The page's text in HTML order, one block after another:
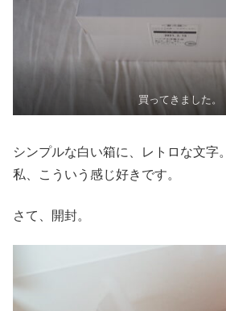
買ってきました。
シンプルな白い箱に、レトロな文字。
私、こういう感じ好きです。
さて、開封。